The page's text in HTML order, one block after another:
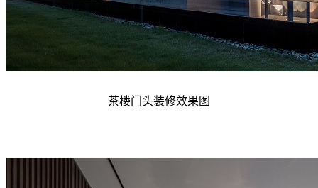
茶楼门头装修效果图